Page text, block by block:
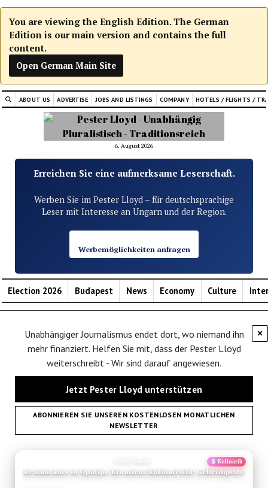
You are viewing the English Edition. The German
Edition is our main version and contains the full
content.
Open German Main Site
ABOUT US ADVERTISE JOBS AND LISTINGS COMPANY HOTELS / FLIGHTS /
6. August 2026
Erreichen Sie eine aufmerksame Leserschaft.
Werben Sie im Pester Lloyd – für deutschsprachige
Leser mit Interesse an Ungarn und der Region.
Werbemöglichkeiten anfragen
Election 2026 Budapest News Economy Culture
×
Unabhängiger Journalismus endet dort, wo niemand ihn
mehr finanziert. Helfen Sie mit, dass der Pester Lloyd
weiterschreibt - Wir sind darauf angewiesen.
Jetzt Pester Lloyd unterstützen
ABONNIEREN SIE UNSEREN KOSTENLOSEN MONATLICHEN
NEWSLETTER
Kulinarik
Restaurants in Opatija: Kroatiens kulinarische Geheimperle